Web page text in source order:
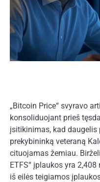
„Bitcoin Price“ svyravo
konsoliduojant prieš
įsitikinimas, kad
prekybininką veteraną
cituojamas žemiau.
ETFS“ įplaukos yra
iš eilės teigiamos